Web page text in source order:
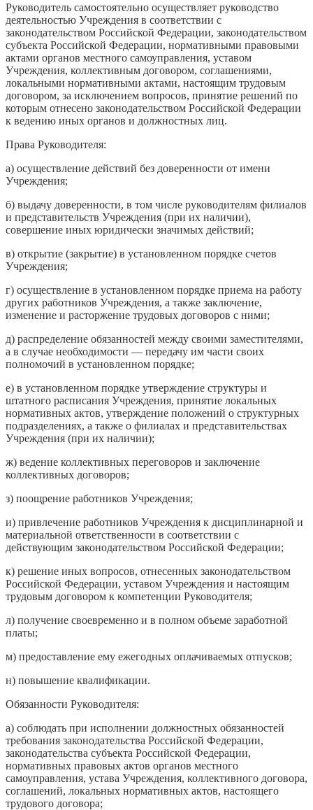
Руководитель самостоятельно осуществляет руководство
деятельностью Учреждения в соответствии с
законодательством Российской Федерации, законодательством
субъекта Российской Федерации, нормативными правовыми
актами органов местного самоуправления, уставом
Учреждения, коллективным договором, соглашениями,
локальными нормативными актами, настоящим трудовым
договором, за исключением вопросов, принятие решений по
которым отнесено законодательством Российской Федерации
к ведению иных органов и должностных лиц.
Права Руководителя:
а) осуществление действий без доверенности от имени
Учреждения;
б) выдачу доверенности, в том числе руководителям филиалов
и представительств Учреждения (при их наличии),
совершение иных юридически значимых действий;
в) открытие (закрытие) в установленном порядке счетов
Учреждения;
г) осуществление в установленном порядке приема на работу
других работников Учреждения, а также заключение,
изменение и расторжение трудовых договоров с ними;
д) распределение обязанностей между своими заместителями,
а в случае необходимости — передачу им части своих
полномочий в установленном порядке;
е) в установленном порядке утверждение структуры и
штатного расписания Учреждения, принятие локальных
нормативных актов, утверждение положений о структурных
подразделениях, а также о филиалах и представительствах
Учреждения (при их наличии);
ж) ведение коллективных переговоров и заключение
коллективных договоров;
з) поощрение работников Учреждения;
и) привлечение работников Учреждения к дисциплинарной и
материальной ответственности в соответствии с
действующим законодательством Российской Федерации;
к) решение иных вопросов, отнесенных законодательством
Российской Федерации, уставом Учреждения и настоящим
трудовым договором к компетенции Руководителя;
л) получение своевременно и в полном объеме заработной
платы;
м) предоставление ему ежегодных оплачиваемых отпусков;
н) повышение квалификации.
Обязанности Руководителя:
а) соблюдать при исполнении должностных обязанностей
требования законодательства Российской Федерации,
законодательства субъекта Российской Федерации,
нормативных правовых актов органов местного
самоуправления, устава Учреждения, коллективного договора,
соглашений, локальных нормативных актов, настоящего
трудового договора;